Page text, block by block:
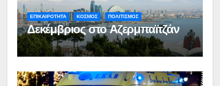
ΕΠΙΚΑΙΡΟΤΗΤΑ ΚΟΣΜΟΣ ΠΟΛΙΤΙΣΜΟΣ
Δεκέμβριος στο Αζερμπαϊτζάν